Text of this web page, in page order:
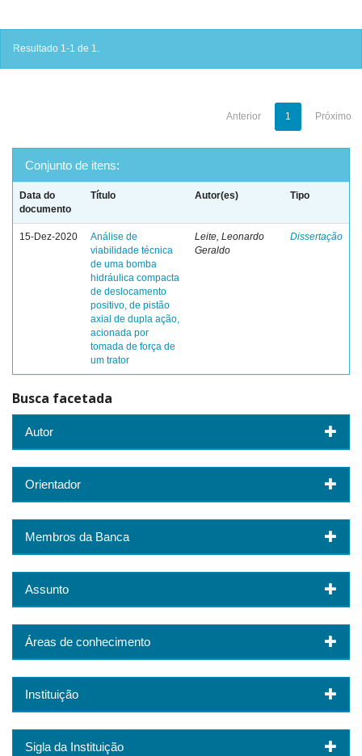
Resultado 1-1 de 1.
Anterior 1 Próximo
Conjunto de itens:
Data do
documento
Título Autor(es) Tipo
15-Dez-2020
Análise de
viabilidade técnica
de uma bomba
hidráulica compacta
de deslocamento
positivo, de pistão
axial de dupla ação,
acionada por
tomada de força de
um trator
Leite, Leonardo
Geraldo
Dissertação
Busca facetada
Autor
Orientador
Membros da Banca
Assunto
Áreas de conhecimento
Instituição
Sigla da Instituição